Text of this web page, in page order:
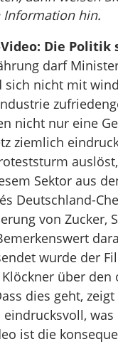
Information hin.
Die
darf
sich nicht mit
nicht nur eine
ziemlich
Sektor aus
Deutschland-
von Zucker,
wurde der
über
dies geht,
ist die